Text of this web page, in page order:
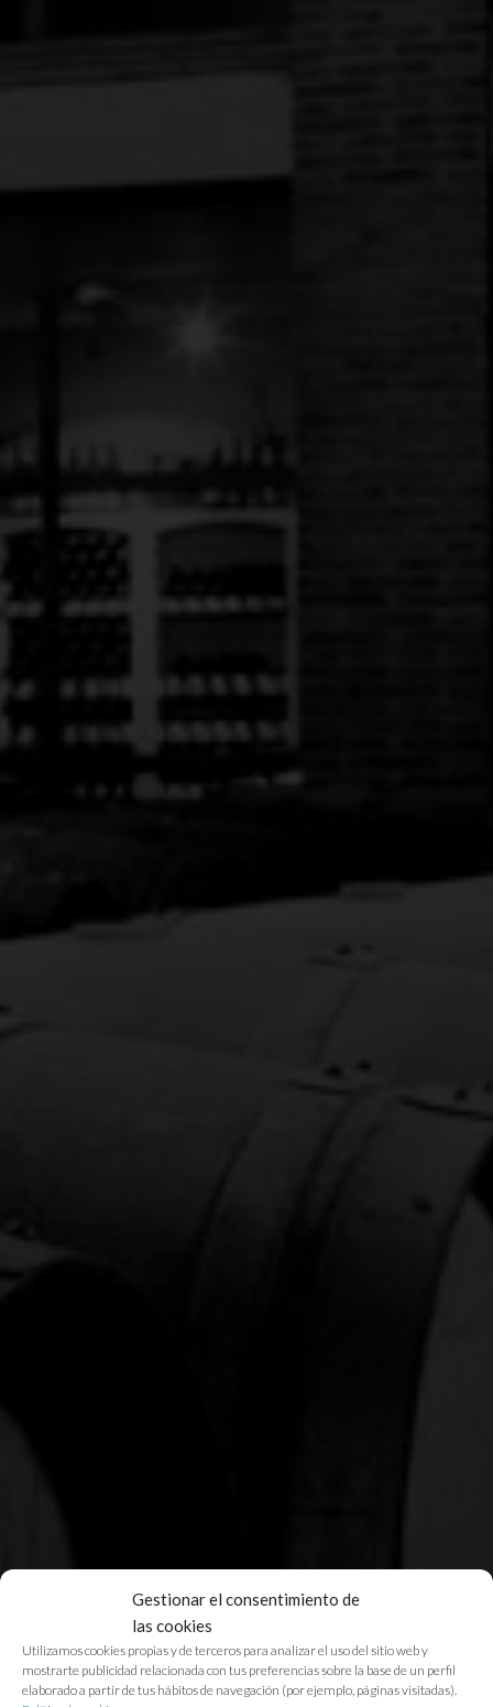
Gestionar el consentimiento de
las cookies
Utilizamos cookies propias y de terceros para analizar el uso del sitio web y
mostrarte publicidad relacionada con tus preferencias sobre la base de un perfil
elaborado a partir de tus hábitos de navegación (por ejemplo, páginas visitadas).